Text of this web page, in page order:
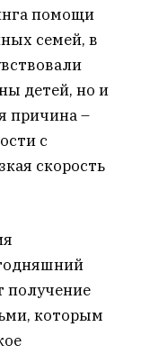
помощи
семей, в
детей, но и
причина –
с
скорость
получение
которым